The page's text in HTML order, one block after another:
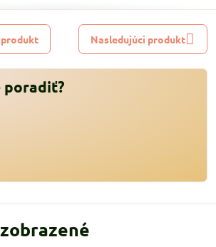
produkt Nasledujúci produkt